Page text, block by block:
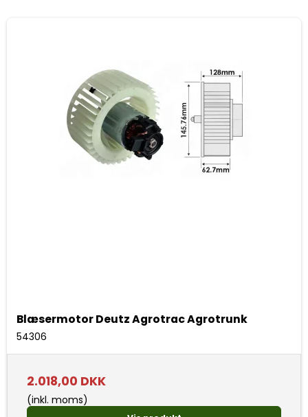
Blæsermotor Deutz Agrotrac Agrotrunk
54306
2.018,00 DKK
(inkl. moms)